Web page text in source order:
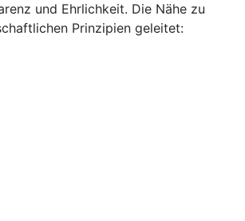
und Ehrlichkeit. Die Nähe zu
Prinzipien geleitet: